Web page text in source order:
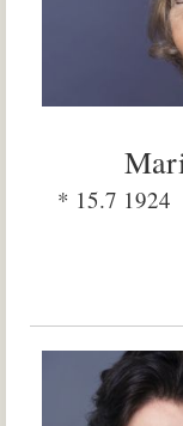
* 15.7 1924